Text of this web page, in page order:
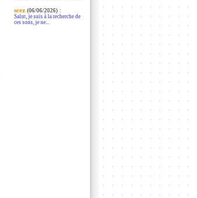
scez (06/06/2026):
Salut, je suis à la recherche de
ces sons, je ne...